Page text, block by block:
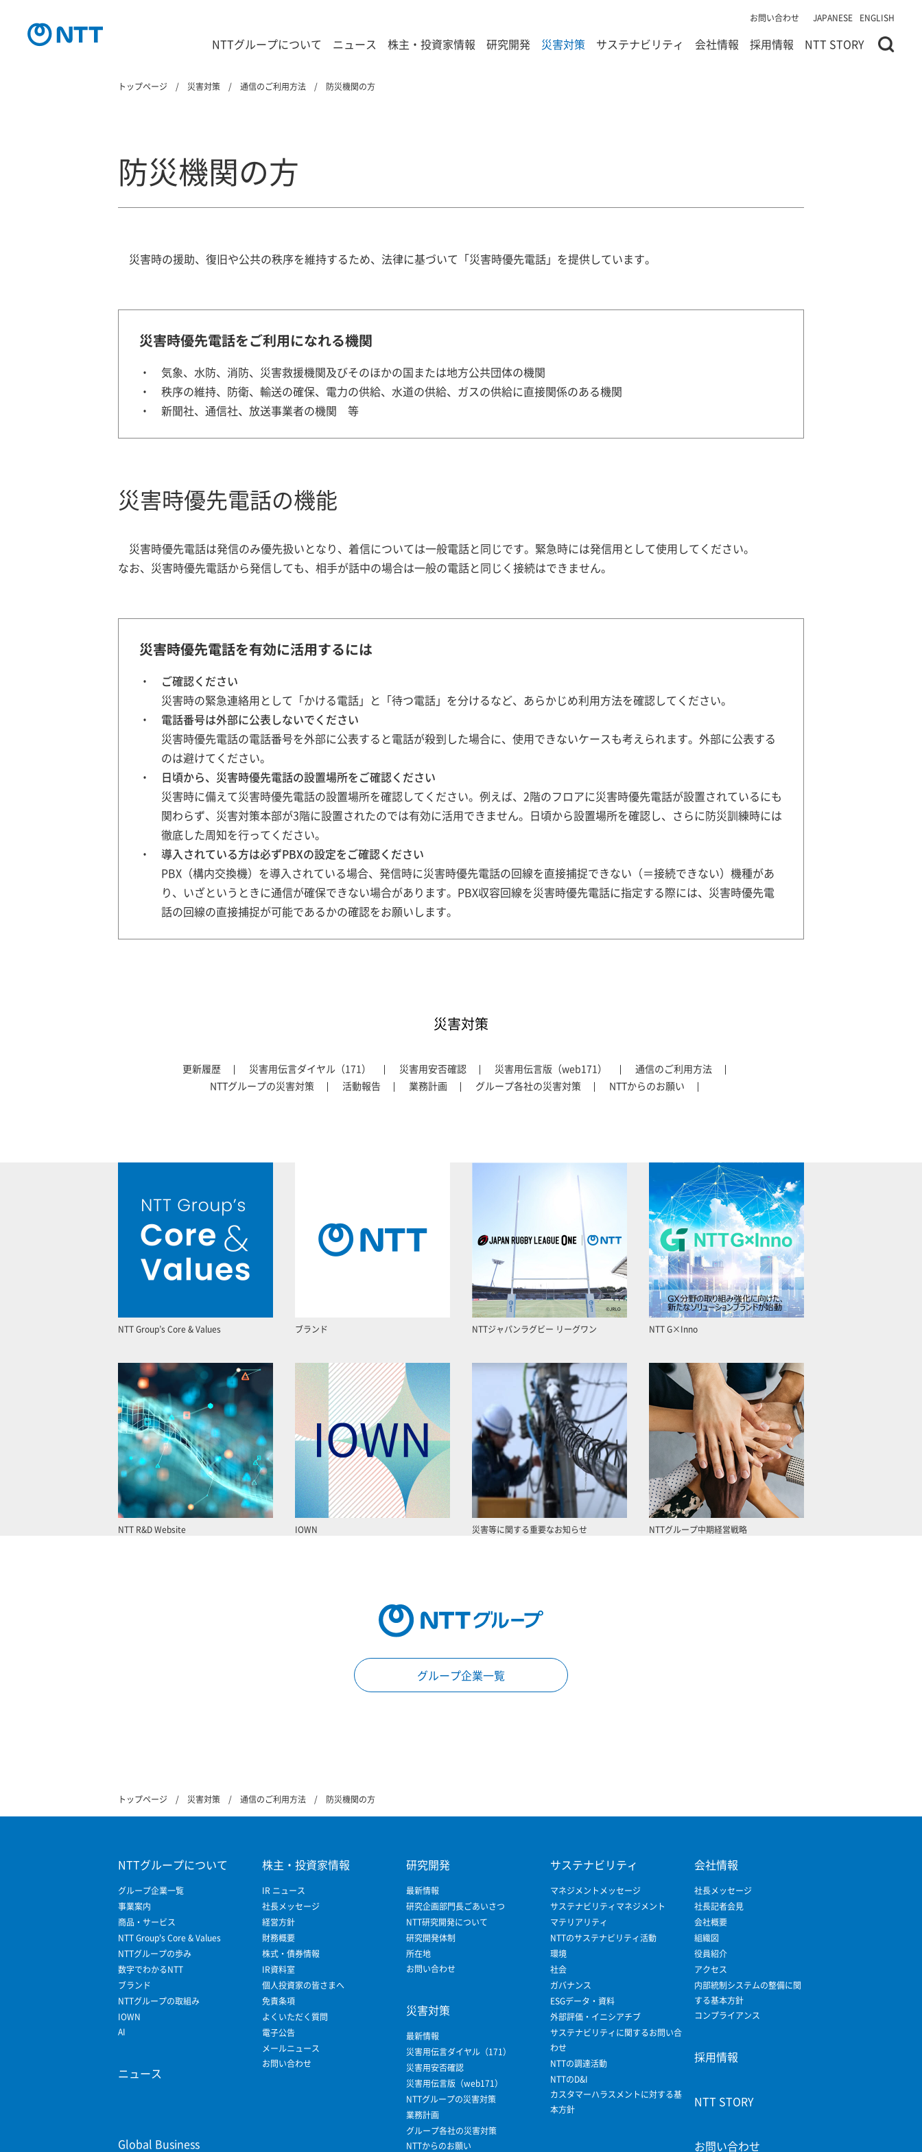
お問い合わせ JAPANESE ENGLISH
NTTグループについて ニュース 株主・投資家情報 研究開発 災害対策 サステナビリティ 会社情報 採用情報 NTT STORY
トップページ 災害対策 通信のご利用方法 防災機関の方
防災機関の方
災害時の援助、復旧や公共の秩序を維持するため、法律に基づいて「災害時優先電話」を提供しています。
災害時優先電話をご利用になれる機関
気象、水防、消防、災害救援機関及びそのほかの国または地方公共団体の機関
秩序の維持、防衛、輸送の確保、電力の供給、水道の供給、ガスの供給に直接関係のある機関
新聞社、通信社、放送事業者の機関 等
災害時優先電話の機能
災害時優先電話は発信のみ優先扱いとなり、着信については一般電話と同じです。緊急時には発信用として使用してください。
なお、災害時優先電話から発信しても、相手が話中の場合は一般の電話と同じく接続はできません。
災害時優先電話を有効に活用するには
ご確認ください
災害時の緊急連絡用として「かける電話」と「待つ電話」を分けるなど、あらかじめ利用方法を確認してください。
電話番号は外部に公表しないでください
災害時優先電話の電話番号を外部に公表すると電話が殺到した場合に、使用できないケースも考えられます。外部に公表する
のは避けてください。
日頃から、災害時優先電話の設置場所をご確認ください
災害時に備えて災害時優先電話の設置場所を確認してください。例えば、2階のフロアに災害時優先電話が設置されているにも
関わらず、災害対策本部が3階に設置されたのでは有効に活用できません。日頃から設置場所を確認し、さらに防災訓練時には
徹底した周知を行ってください。
導入されている方は必ずPBXの設定をご確認ください
PBX（構内交換機）を導入されている場合、発信時に災害時優先電話の回線を直接捕捉できない（＝接続できない）機種があ
り、いざというときに通信が確保できない場合があります。PBX収容回線を災害時優先電話に指定する際には、災害時優先電
話の回線の直接捕捉が可能であるかの確認をお願いします。
災害対策
更新履歴 災害用伝言ダイヤル（171） 災害用安否確認 災害用伝言版（web171）
通信のご利用方法
NTTグループの災害対策
活動報告 業務計画 グループ各社の災害対策 NTTからのお願い
NTT Group’s Core & Values ブランド NTTジャパンラグビー リーグワン NTT G×Inno
NTT R&D Website IOWN 災害等に関する重要なお知らせ NTTグループ中期経営戦略
グループ企業一覧
トップページ 災害対策 通信のご利用方法 防災機関の方
NTTグループについて
グループ企業一覧
事業案内
商品・サービス
NTT Group's Core & Values
NTTグループの歩み
数字でわかるNTT
ブランド
NTTグループの取組み
IOWN
AI
ニュース
Global Business
株主・投資家情報
IR ニュース
社長メッセージ
経営方針
財務概要
株式・債券情報
IR資料室
個人投資家の皆さまへ
免責条項
よくいただく質問
電子公告
メールニュース
お問い合わせ
研究開発
最新情報
研究企画部門長ごあいさつ
NTT研究開発について
研究開発体制
所在地
お問い合わせ
災害対策
最新情報
災害用伝言ダイヤル（171）
災害用安否確認
災害用伝言版（web171）
NTTグループの災害対策
業務計画
グループ各社の災害対策
NTTからのお願い
サステナビリティ
マネジメントメッセージ
サステナビリティマネジメント
マテリアリティ
NTTのサステナビリティ活動
環境
社会
ガバナンス
ESGデータ・資料
外部評価・イニシアチブ
サステナビリティに関するお問い合
わせ
NTTの調達活動
NTTのD&I
カスタマーハラスメントに対する基
本方針
会社情報
社長メッセージ
社長記者会見
会社概要
組織図
役員紹介
アクセス
内部統制システムの整備に関
する基本方針
コンプライアンス
採用情報
NTT STORY
お問い合わせ